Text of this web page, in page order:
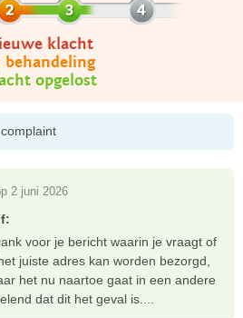
klacht
behandeling
opgelost
2 juni 2026
voor je bericht waarin je vraagt of
juiste adres kan worden bezorgd,
het nu naartoe gaat in een andere
dat dit het geval is....